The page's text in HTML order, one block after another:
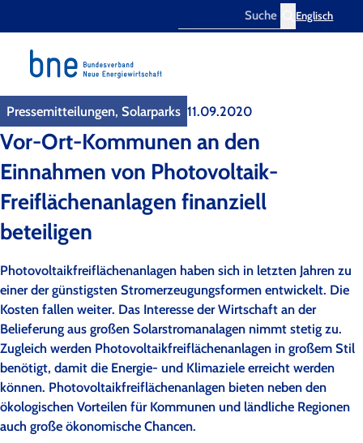
Englisch
Pressemitteilungen, Solarparks 11.09.2020
Vor-Ort-Kommunen an den
Einnahmen von Photovoltaik-
Freiflächenanlagen finanziell
beteiligen
Photovoltaikfreiflächenanlagen haben sich in letzten Jahren zu
einer der günstigsten Stromerzeugungsformen entwickelt. Die
Kosten fallen weiter. Das Interesse der Wirtschaft an der
Belieferung aus großen Solarstromanalagen nimmt stetig zu.
Zugleich werden Photovoltaikfreiflächenanlagen in großem Stil
benötigt, damit die Energie- und Klimaziele erreicht werden
können. Photovoltaikfreiflächenanlagen bieten neben den
ökologischen Vorteilen für Kommunen und ländliche Regionen
auch große ökonomische Chancen.